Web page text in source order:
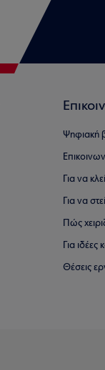
Ψηφιακή
Για να
Για να
Πώς
Για
Θέσεις